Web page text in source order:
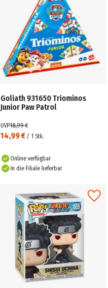
Goliath 931650 Triominos
Junior Paw Patrol
14,99 € / 1 Stk.
UVP18,99 €
Online verfügbar
In die Filiale lieferbar